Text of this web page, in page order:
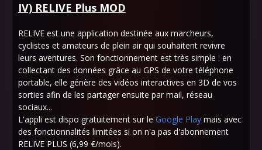
IV) RELIVE Plus MOD
RELIVE est une application destinée aux marcheurs,
cyclistes et amateurs de plein air qui souhaitent revivre
leurs aventures. Son fonctionnement est très simple : en
collectant des données grâce au GPS de votre téléphone
portable, elle génère des vidéos interactives en 3D de vos
sorties afin de les partager ensuite par mail, réseau
sociaux...
L'appli est dispo gratuitement sur le Google Play mais avec
des fonctionnalités limitées si on n'a pas d'abonnement
RELIVE PLUS (6,99 €/mois).